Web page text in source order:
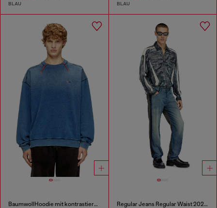
BLAU BLAU
BaumwollHoodie mit kontrastierenden Nähten Regular Jeans Regular Waist 2024 D-Macs